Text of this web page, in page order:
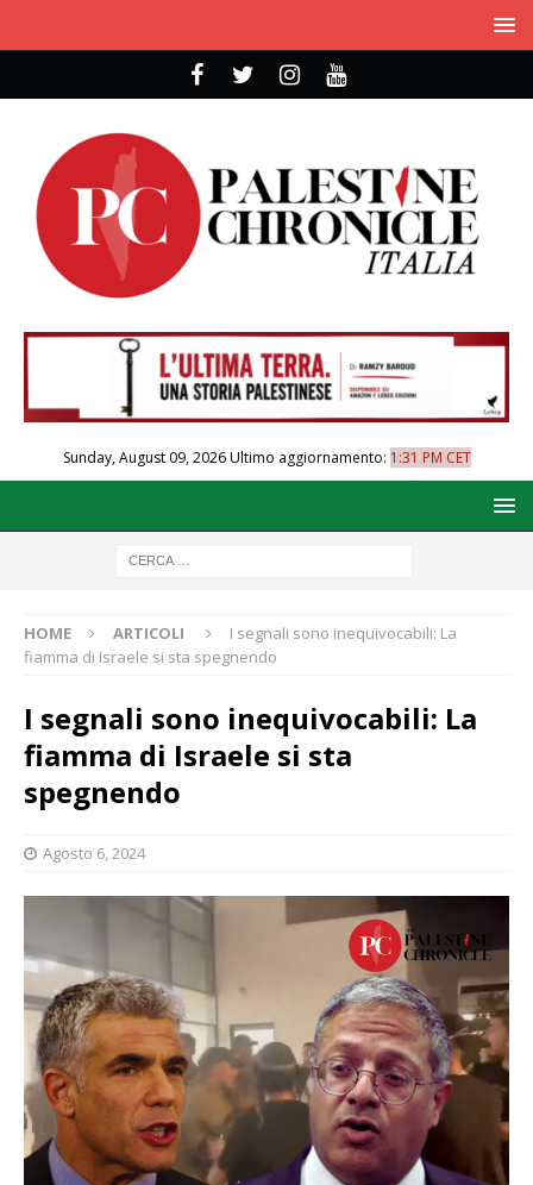
Sunday, August 09, 2026Ultimo aggiornamento: 1:31 PM CET
HOME ARTICOLI
I segnali sono inequivocabili: La
fiamma di Israele si sta spegnendo
I segnali sono inequivocabili: La
fiamma di Israele si sta
spegnendo
Agosto 6, 2024